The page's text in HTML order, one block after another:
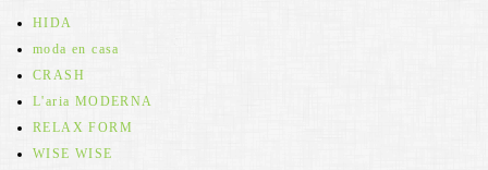
HIDA
moda en casa
CRASH
L'aria MODERNA
RELAX FORM
WISE WISE